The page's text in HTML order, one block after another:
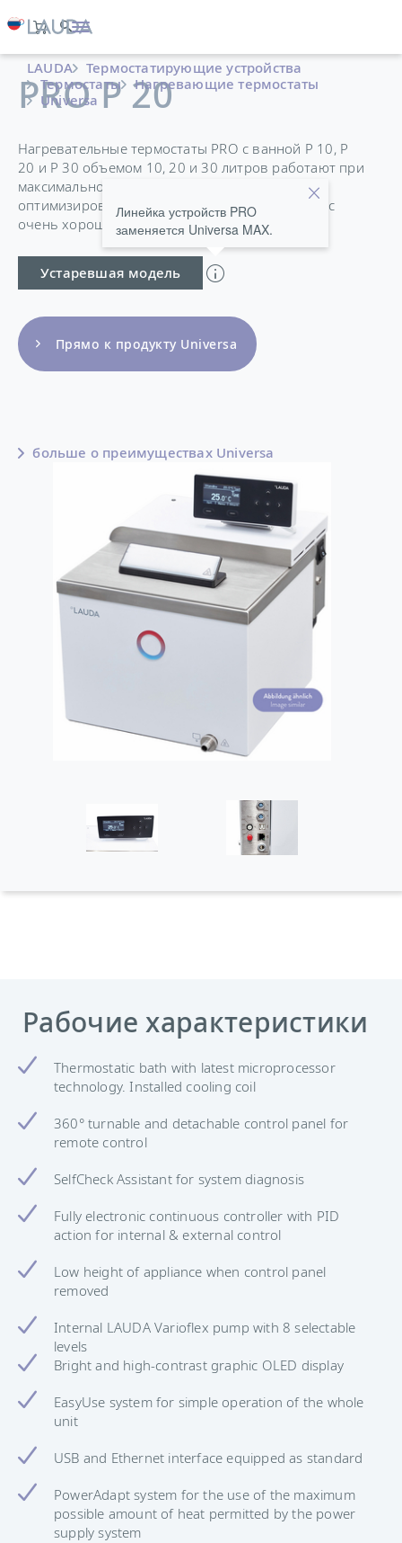
LAUDA
Термостатирующие устройства
Термостаты
Нагревающие термостаты
Universa
PRO P 20
Нагревательные термостаты PRO с ванной P 10, P
20 и P 30 объемом 10, 20 и 30 литров работают при
максимальной температуре 250 °C и
оптимизированы для использования в ваннах с
очень хорошей термостабильностью.
Устаревшая модель
Линейка устройств PRO
заменяется Universa MAX.
Прямо к продукту Universa
больше о преимуществах Universa
Рабочие характеристики
Thermostatic bath with latest microprocessor
technology. Installed cooling coil
360° turnable and detachable control panel for
remote control
SelfCheck Assistant for system diagnosis
Fully electronic continuous controller with PID
action for internal & external control
Low height of appliance when control panel
removed
Internal LAUDA Varioflex pump with 8 selectable
levels
Bright and high-contrast graphic OLED display
EasyUse system for simple operation of the whole
unit
USB and Ethernet interface equipped as standard
PowerAdapt system for the use of the maximum
possible amount of heat permitted by the power
supply system